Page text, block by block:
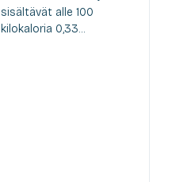
sisältävät alle 100
kilokaloria 0,33...